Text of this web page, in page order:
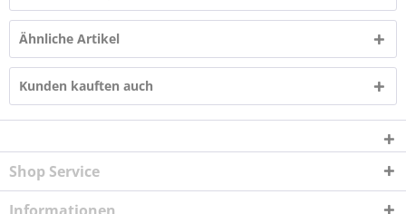
Ähnliche Artikel
Kunden kauften auch
Shop Service